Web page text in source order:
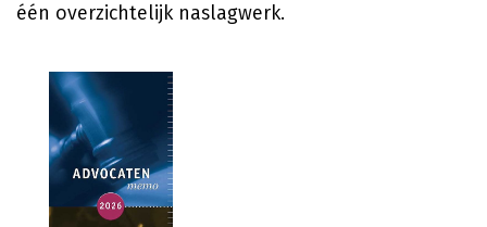
één overzichtelijk naslagwerk.